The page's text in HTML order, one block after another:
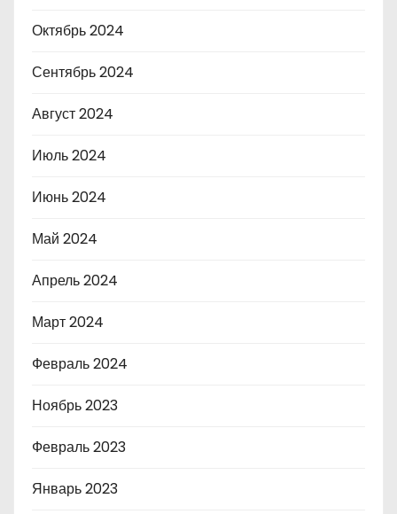
Октябрь 2024
Сентябрь 2024
Август 2024
Июль 2024
Июнь 2024
Май 2024
Апрель 2024
Март 2024
Февраль 2024
Ноябрь 2023
Февраль 2023
Январь 2023